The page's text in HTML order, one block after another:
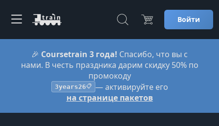
Войти
🎉 Coursetrain 3 года! Спасибо, что вы с
нами. В честь праздника дарим скидку 50% по
промокоду
3years26📋 — активируйте его
на странице пакетов